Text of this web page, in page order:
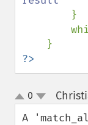
}
?>
up
down
0
A